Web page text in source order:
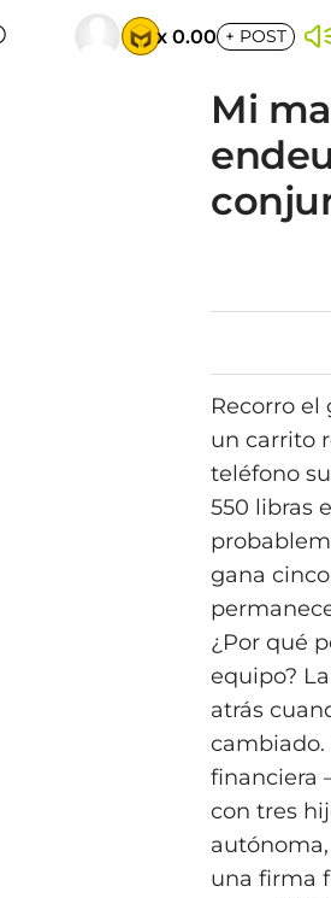
x 0.00 + POST
Mi
Recorro
un carrito
teléfono
550 libras
gana
¿Por qué
equipo?
atrás
cambiado.
financiera
con tres
una firma